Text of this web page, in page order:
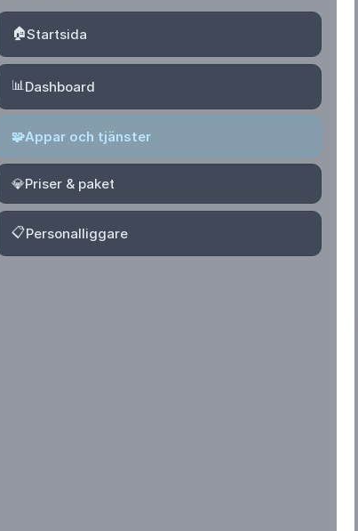
🏠Startsida
📊Dashboard
🧩Appar och tjänster
💎Priser & paket
📋Personalliggare